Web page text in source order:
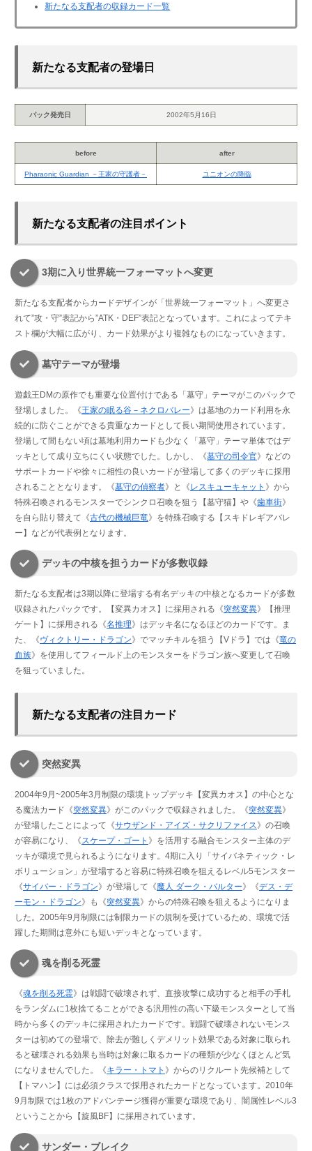
新たなる支配者の収録カード一覧
新たなる支配者の登場日
パック発売日 2002年5月16日
before after
Pharaonic Guardian －王家の守護者－ ユニオンの降臨
新たなる支配者の注目ポイント
3期に入り世界統一フォーマットへ変更
新たなる支配者からカードデザインが「世界統一フォーマット」へ変更さ
れて”攻・守”表記から”ATK・DEF”表記となっています。これによってテキ
スト欄が大幅に広がり、カード効果がより複雑なものになっていきます。
墓守テーマが登場
遊戯王DMの原作でも重要な位置付けである「墓守」テーマがこのパックで
登場しました。《王家の眠る谷－ネクロバレー》は墓地のカード利用を永
続的に防ぐことができる貴重なカードとして長い期間使用されています。
登場して間もない頃は墓地利用カードも少なく「墓守」テーマ単体ではデ
ッキとして成り立ちにくい状態でした。しかし、《墓守の司令官》などの
サポートカードや徐々に相性の良いカードが登場して多くのデッキに採用
されることとなります。《墓守の偵察者》と《レスキューキャット 》から
特殊召喚されるモンスターでシンクロ召喚を狙う【墓守猫】や《歯車街》
を自ら貼り替えて《古代の機械巨竜》を特殊召喚する【スキドレギアバレ
ー】などが代表例となります。
デッキの中核を担うカードが多数収録
新たなる支配者は3期以降に登場する有名デッキの中核となるカードが多数
収録されたパックです。【変異カオス】に採用される《突然変異》【推理
ゲート】に採用される《名推理》はデッキ名になるほどのカードです。ま
た、《ヴィクトリー・ドラゴン》でマッチキルを狙う【Vドラ】では《竜の
血族》を使用してフィールド上のモンスターをドラゴン族へ変更して召喚
を狙っていました。
新たなる支配者の注目カード
突然変異
2004年9月~2005年3月制限の環境トップデッキ【変異カオス】の中心とな
る魔法カード《突然変異》がこのパックで収録されました。《突然変異》
が登場したことによって《サウザンド・アイズ・サクリファイス》の召喚
が容易になり、《スケープ・ゴート 》を活用する融合モンスター主体のデ
ッキが環境で見られるようになります。4期に入り「サイバネティック・レ
ボリューション」が登場すると容易に特殊召喚を狙えるレベル5モンスター
《サイバー・ドラゴン》が登場して《魔人 ダーク・バルター》《デス・デ
ーモン・ドラゴン》も《突然変異》からの特殊召喚を狙えるようになりま
した。2005年9月制限には制限カードの規制を受けているため、環境で活
躍した期間は意外にも短いデッキとなっています。
魂を削る死霊
《魂を削る死霊》は戦闘で破壊されず、直接攻撃に成功すると相手の手札
をランダムに1枚捨てることができる汎用性の高い下級モンスターとして当
時から多くのデッキに採用されたカードです。戦闘で破壊されないモンス
ターは初めての登場で、除去が難しくデメリット効果である対象に取られ
ると破壊される効果も当時は対象に取るカードの種類が少なくほとんど気
になりませんでした。《キラー・トマト 》からのリクルート先候補として
【トマハン】には必須クラスで採用されたカードとなっています。2010年
9月制限では1枚のアドバンテージ獲得が重要な環境であり、闇属性レベル3
ということから【旋風BF】に採用されています。
サンダー・ブレイク